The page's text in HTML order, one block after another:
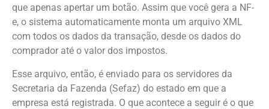
que apenas apertar um botão. Assim que você gera a NF-
e, o sistema automaticamente monta um arquivo XML
com todos os dados da transação, desde os dados do
comprador até o valor dos impostos.
Esse arquivo, então, é enviado para os servidores da
Secretaria da Fazenda (Sefaz) do estado em que a
empresa está registrada. O que acontece a seguir é o que